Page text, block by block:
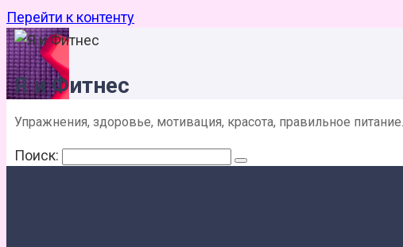
Перейти к контенту
Я и Фитнес
Упражнения, здоровье, мотивация, красота, правильное питание…
Поиск: